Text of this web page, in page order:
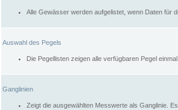
Alle Gewässer werden aufgelistet, wenn Daten für
Auswahl des Pegels
Die Pegellisten zeigen alle verfügbaren Pegel
Ganglinien
Zeigt die ausgewählten Messwerte als Ganglinie.